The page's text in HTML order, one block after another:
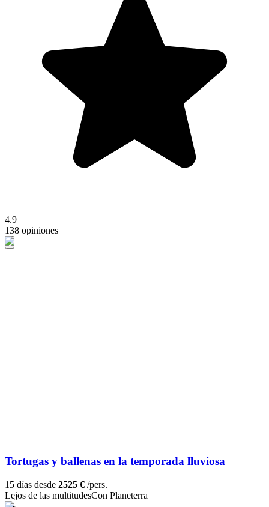
4.9
138 opiniones
Tortugas y ballenas en la temporada lluviosa
15 días desde 2525 € /pers.
Lejos de las multitudesCon Planeterra